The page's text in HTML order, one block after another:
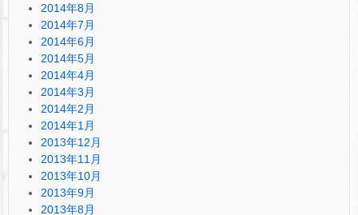
2014年8月
2014年7月
2014年6月
2014年5月
2014年4月
2014年3月
2014年2月
2014年1月
2013年12月
2013年11月
2013年10月
2013年9月
2013年8月